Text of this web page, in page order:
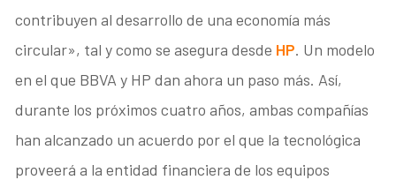
contribuyen al desarrollo de una economía más
circular», tal y como se asegura desde HP. Un modelo
en el que BBVA y HP dan ahora un paso más. Así,
durante los próximos cuatro años, ambas compañías
han alcanzado un acuerdo por el que la tecnológica
proveerá a la entidad financiera de los equipos